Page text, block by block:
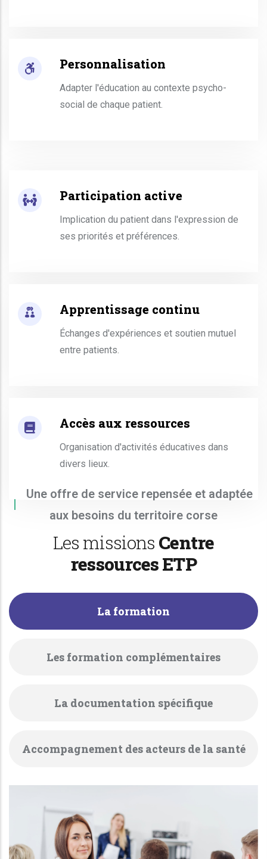
Personnalisation
Adapter l'éducation au contexte psycho-
social de chaque patient.
Participation active
Implication du patient dans l'expression de
ses priorités et préférences.
Apprentissage continu
Échanges d'expériences et soutien mutuel
entre patients.
Accès aux ressources
Organisation d'activités éducatives dans
divers lieux.
Une offre de service repensée et adaptée
aux besoins du territoire corse
Les missions Centre
ressources ETP
La formation
Les formation complémentaires
La documentation spécifique
Accompagnement des acteurs de la santé